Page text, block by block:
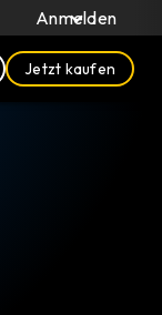
Anmelden
Jetzt kaufen